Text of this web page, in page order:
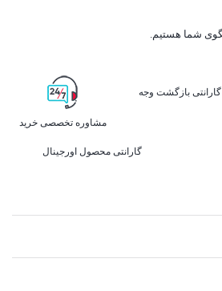
گارانتی بازگشت وجه
مشاوره تخصصی خرید
گارانتی محصول اورجینال